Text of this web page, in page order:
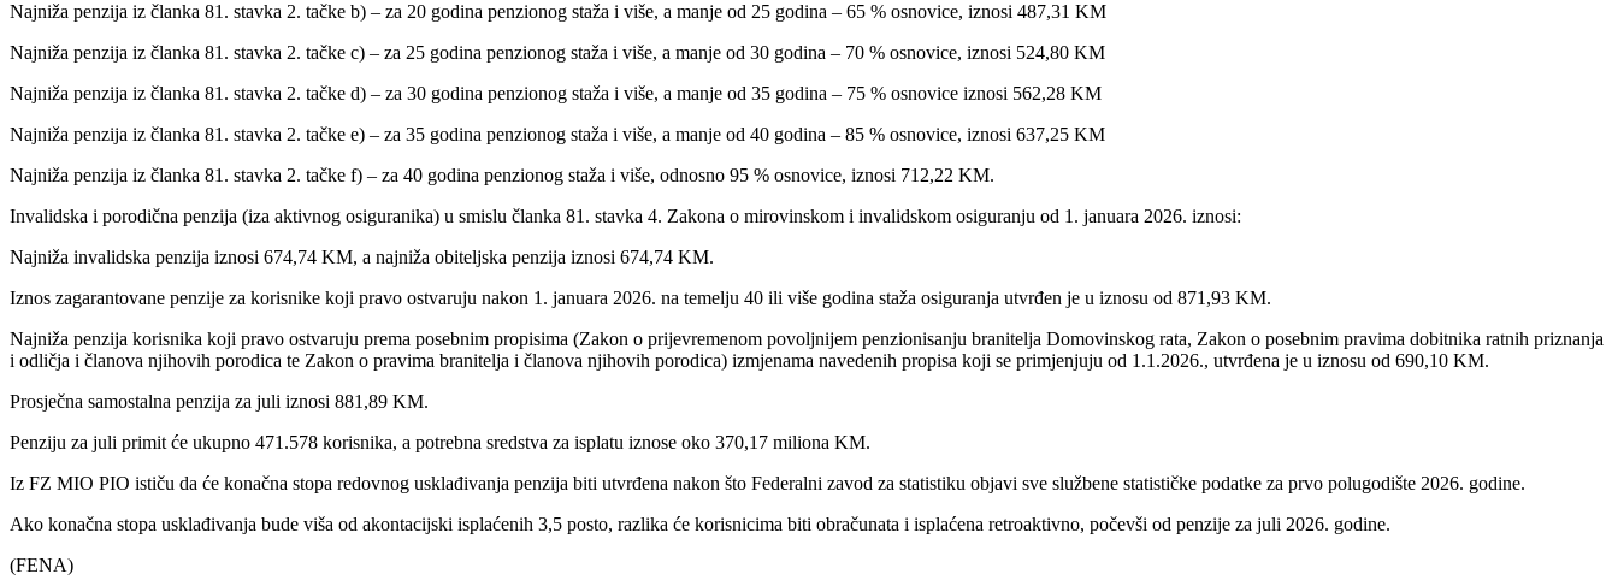
Najniža penzija iz članka 81. stavka 2. tačke b) – za 20 godina penzionog staža i više, a manje od 25 godina – 65 % osnovice, iznosi 487,31 KM
Najniža penzija iz članka 81. stavka 2. tačke c) – za 25 godina penzionog staža i više, a manje od 30 godina – 70 % osnovice, iznosi 524,80 KM
Najniža penzija iz članka 81. stavka 2. tačke d) – za 30 godina penzionog staža i više, a manje od 35 godina – 75 % osnovice iznosi 562,28 KM
Najniža penzija iz članka 81. stavka 2. tačke e) – za 35 godina penzionog staža i više, a manje od 40 godina – 85 % osnovice, iznosi 637,25 KM
Najniža penzija iz članka 81. stavka 2. tačke f) – za 40 godina penzionog staža i više, odnosno 95 % osnovice, iznosi 712,22 KM.
Invalidska i porodična penzija (iza aktivnog osiguranika) u smislu članka 81. stavka 4. Zakona o mirovinskom i invalidskom osiguranju od 1. januara 2026. iznosi:
Najniža invalidska penzija iznosi 674,74 KM, a najniža obiteljska penzija iznosi 674,74 KM.
Iznos zagarantovane penzije za korisnike koji pravo ostvaruju nakon 1. januara 2026. na temelju 40 ili više godina staža osiguranja utvrđen je u iznosu od 871,93 KM.
Najniža penzija korisnika koji pravo ostvaruju prema posebnim propisima (Zakon o prijevremenom povoljnijem penzionisanju branitelja Domovinskog rata, Zakon o posebnim pravima dobitnika ratnih priznanja
i odličja i članova njihovih porodica te Zakon o pravima branitelja i članova njihovih porodica) izmjenama navedenih propisa koji se primjenjuju od 1.1.2026., utvrđena je u iznosu od 690,10 KM.
Prosječna samostalna penzija za juli iznosi 881,89 KM.
Penziju za juli primit će ukupno 471.578 korisnika, a potrebna sredstva za isplatu iznose oko 370,17 miliona KM.
Iz FZ MIO PIO ističu da će konačna stopa redovnog usklađivanja penzija biti utvrđena nakon što Federalni zavod za statistiku objavi sve službene statističke podatke za prvo polugodište 2026. godine.
Ako konačna stopa usklađivanja bude viša od akontacijski isplaćenih 3,5 posto, razlika će korisnicima biti obračunata i isplaćena retroaktivno, počevši od penzije za juli 2026. godine.
(FENA)